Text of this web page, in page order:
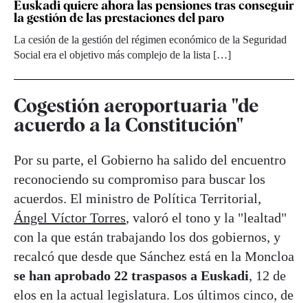
Euskadi quiere ahora las pensiones tras conseguir
la gestión de las prestaciones del paro
La cesión de la gestión del régimen económico de la Seguridad
Social era el objetivo más complejo de la lista […]
Cogestión aeroportuaria "de
acuerdo a la Constitución"
Por su parte, el Gobierno ha salido del encuentro
reconociendo su compromiso para buscar los
acuerdos. El ministro de Política Territorial,
Ángel Víctor Torres, valoró el tono y la "lealtad"
con la que están trabajando los dos gobiernos, y
recalcó que desde que Sánchez está en la Moncloa
se han aprobado 22 traspasos a Euskadi, 12 de
elos en la actual legislatura. Los últimos cinco, de